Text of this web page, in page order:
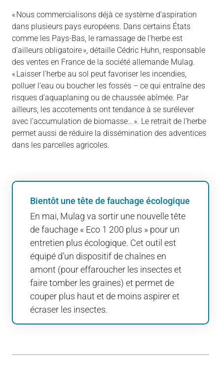
« Nous commercialisons déjà ce système d’aspiration
dans plusieurs pays européens. Dans certains États
comme les Pays-Bas, le ramassage de l’herbe est
d’ailleurs obligatoire », détaille Cédric Huhn, responsable
des ventes en France de la société allemande Mulag.
« Laisser l’herbe au sol peut favoriser les incendies,
polluer l’eau ou boucher les fossés – ce qui entraîne des
risques d’aquaplaning ou de chaussée abîmée. Par
ailleurs, les accotements ont tendance à se surélever
avec l’accumulation de biomasse… ». Le retrait de l’herbe
permet aussi de réduire la dissémination des adventices
dans les parcelles agricoles.
Bientôt une tête de fauchage écologique
En mai, Mulag va sortir une nouvelle tête
de fauchage « Eco 1 200 plus » pour un
entretien plus écologique. Cet outil est
équipé d’un dispositif de chaînes en
amont (pour effaroucher les insectes et
faire tomber les graines) et permet de
couper plus haut et de moins aspirer et
écraser les insectes.